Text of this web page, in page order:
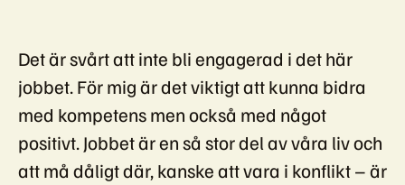
Det är svårt att inte bli engagerad i det här
jobbet. För mig är det viktigt att kunna bidra
med kompetens men också med något
positivt. Jobbet är en så stor del av våra liv och
att må dåligt där, kanske att vara i konflikt – är